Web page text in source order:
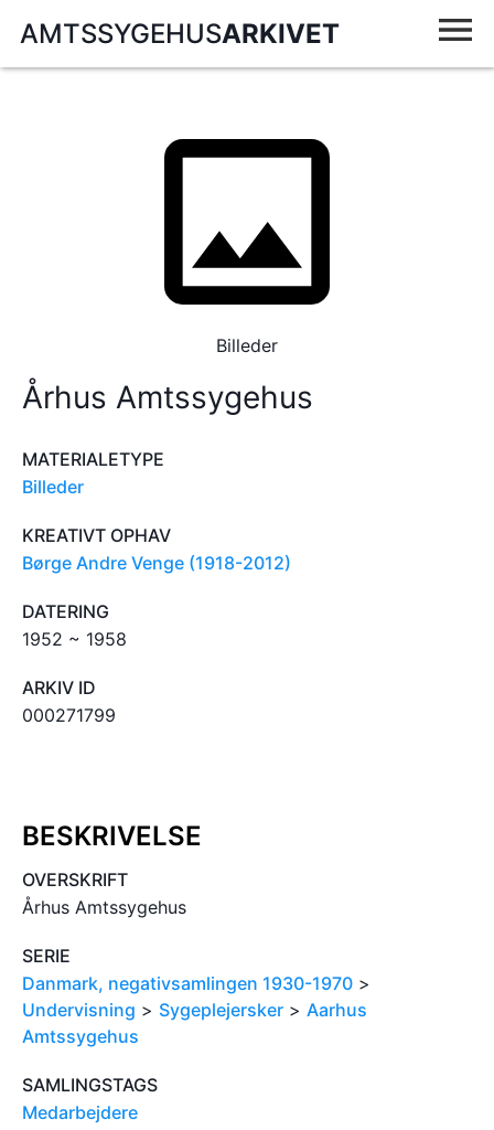
AMTSSYGEHUSARKIVET
Billeder
Århus Amtssygehus
MATERIALETYPE
Billeder
KREATIVT OPHAV
Børge Andre Venge (1918-2012)
DATERING
1952 ~ 1958
ARKIV ID
000271799
BESKRIVELSE
OVERSKRIFT
Århus Amtssygehus
SERIE
Danmark, negativsamlingen 1930-1970 >
Undervisning > Sygeplejersker > Aarhus
Amtssygehus
SAMLINGSTAGS
Medarbejdere